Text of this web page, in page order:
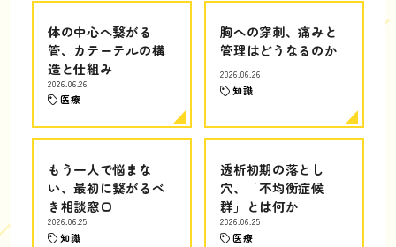
体の中心へ繋がる
管、カテーテルの構
造と仕組み
2026.06.26
医療
胸への穿刺、痛みと
管理はどうなるのか
2026.06.26
知識
もう一人で悩まな
い、最初に繋がるべ
き相談窓口
2026.06.25
知識
透析初期の落とし
穴、「不均衡症候
群」とは何か
2026.06.25
医療